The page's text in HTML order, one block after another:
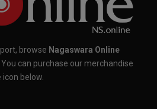
browse Nagaswara Online
can purchase our merchandise
below.